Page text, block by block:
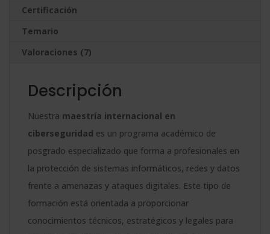
Certificación
Temario
Valoraciones (7)
Descripción
Nuestra maestría internacional en
ciberseguridad es un programa académico de
posgrado especializado que forma a profesionales en
la protección de sistemas informáticos, redes y datos
frente a amenazas y ataques digitales. Este tipo de
formación está orientada a proporcionar
conocimientos técnicos, estratégicos y legales para